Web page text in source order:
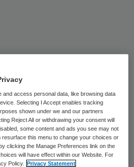
is daarmee
Het Rijksinstituut voor
Milieu (RIVM) heeft de
afgelopen 24 uur
and access personal data, like browsing data
Selecting I Accept enables tracking
shown under we and our partners
Reject All or withdrawing your consent will
some content and ads you see may not
resurface this menu to change your choices or
clicking the Manage Preferences link on the
will have effect within our Website. For
Policy.
Privacy Statement